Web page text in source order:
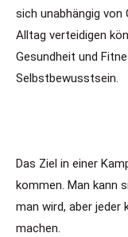
sich unabhängig
Alltag verteidigen
Gesundheit und
Selbstbewusstsein.
Das Ziel in einer
kommen. Man kann
man wird, aber jeder
machen.